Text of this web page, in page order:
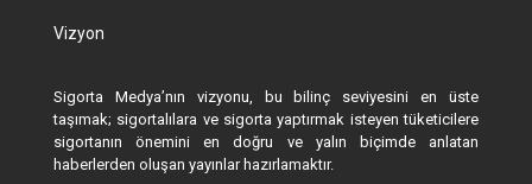
Vizyon
Sigorta Medya’nın vizyonu, bu bilinç seviyesini en üste
taşımak; sigortalılara ve sigorta yaptırmak isteyen tüketicilere
sigortanın önemini en doğru ve yalın biçimde anlatan
haberlerden oluşan yayınlar hazırlamaktır.